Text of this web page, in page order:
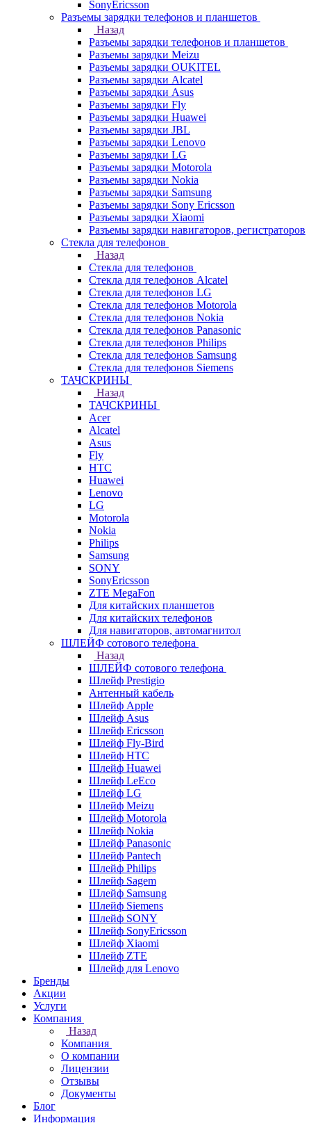
SonyEricsson
Разъемы зарядки телефонов и планшетов
Назад
Разъемы зарядки телефонов и планшетов
Разъемы зарядки Meizu
Разъемы зарядки OUKITEL
Разъемы зарядки Alcatel
Разъемы зарядки Asus
Разъемы зарядки Fly
Разъемы зарядки Huawei
Разъемы зарядки JBL
Разъемы зарядки Lenovo
Разъемы зарядки LG
Разъемы зарядки Motorola
Разъемы зарядки Nokia
Разъемы зарядки Samsung
Разъемы зарядки Sony Ericsson
Разъемы зарядки Xiaomi
Разъемы зарядки навигаторов, регистраторов
Стекла для телефонов
Назад
Стекла для телефонов
Стекла для телефонов Alcatel
Стекла для телефонов LG
Стекла для телефонов Motorola
Стекла для телефонов Nokia
Стекла для телефонов Panasonic
Стекла для телефонов Philips
Стекла для телефонов Samsung
Стекла для телефонов Siemens
ТАЧСКРИНЫ
Назад
ТАЧСКРИНЫ
Acer
Alcatel
Asus
Fly
HTC
Huawei
Lenovo
LG
Motorola
Nokia
Philips
Samsung
SONY
SonyEricsson
ZTE MegaFon
Для китайских планшетов
Для китайских телефонов
Для навигаторов, автомагнитол
ШЛЕЙФ сотового телефона
Назад
ШЛЕЙФ сотового телефона
Шлейф Prestigio
Антенный кабель
Шлейф Apple
Шлейф Asus
Шлейф Ericsson
Шлейф Fly-Bird
Шлейф HTC
Шлейф Huawei
Шлейф LeEco
Шлейф LG
Шлейф Meizu
Шлейф Motorola
Шлейф Nokia
Шлейф Panasonic
Шлейф Pantech
Шлейф Philips
Шлейф Sagem
Шлейф Samsung
Шлейф Siemens
Шлейф SONY
Шлейф SonyEricsson
Шлейф Xiaomi
Шлейф ZTE
Шлейф для Lenovo
Бренды
Акции
Услуги
Компания
Назад
Компания
О компании
Лицензии
Отзывы
Документы
Блог
Информация